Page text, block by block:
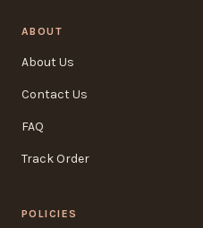
ABOUT
About Us
Contact Us
FAQ
Track Order
POLICIES